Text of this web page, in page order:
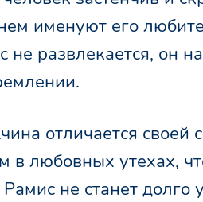
именуют его
не развлекается, он
отличается своей
в любовных утехах,
не станет долго